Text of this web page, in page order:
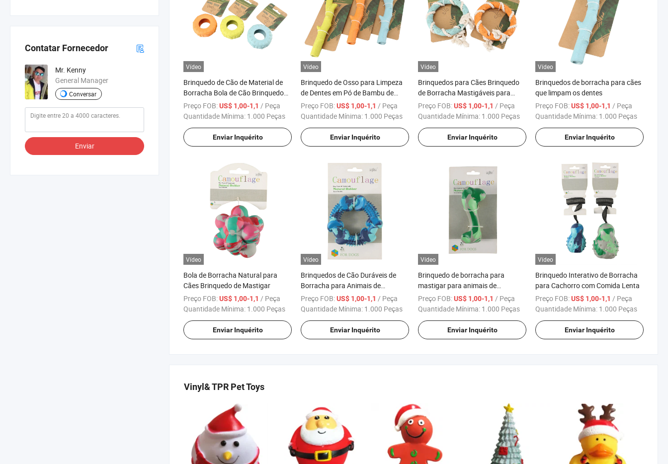
Vídeo
Brinquedo de Cão de Material de
Borracha Bola de Cão Brinquedo
em Forma de Osso
Preço FOB:US$ 1,00-1,1 / Peça
Quantidade Mínima: 1.000 Peças
Enviar Inquérito
Vídeo
Brinquedo de Osso para Limpeza
de Dentes em Pó de Bambu de
Borracha
Preço FOB:US$ 1,00-1,1 / Peça
Quantidade Mínima: 1.000 Peças
Enviar Inquérito
Vídeo
Brinquedos para Cães Brinquedo
de Borracha Mastigáveis para
Cães Brinquedo de Borracha para
Animais de Estimação
Preço FOB:US$ 1,00-1,1 / Peça
Quantidade Mínima: 1.000 Peças
Enviar Inquérito
Vídeo
Brinquedos de borracha para cães
que limpam os dentes
Preço FOB:US$ 1,00-1,1 / Peça
Quantidade Mínima: 1.000 Peças
Enviar Inquérito
Vídeo
Bola de Borracha Natural para
Cães Brinquedo de Mastigar
Preço FOB:US$ 1,00-1,1 / Peça
Quantidade Mínima: 1.000 Peças
Enviar Inquérito
Vídeo
Brinquedos de Cão Duráveis de
Borracha para Animais de
Estimação
Preço FOB:US$ 1,00-1,1 / Peça
Quantidade Mínima: 1.000 Peças
Enviar Inquérito
Vídeo
Brinquedo de borracha para
mastigar para animais de
estimação OEM
Preço FOB:US$ 1,00-1,1 / Peça
Quantidade Mínima: 1.000 Peças
Enviar Inquérito
Vídeo
Brinquedo Interativo de Borracha
para Cachorro com Comida Lenta
Preço FOB:US$ 1,00-1,1 / Peça
Quantidade Mínima: 1.000 Peças
Enviar Inquérito
Vinyl& TPR Pet Toys
Contatar Fornecedor
Mr. Kenny
General Manager
Conversar
Enviar